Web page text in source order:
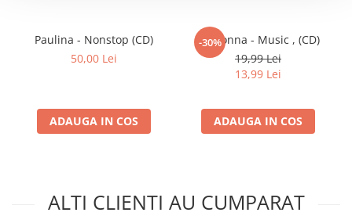
Paulina - Nonstop (CD)
50,00 Lei
ADAUGA IN COS
-30%
Madonna - Music , (CD)
19,99 Lei
13,99 Lei
ADAUGA IN COS
ALTI CLIENTI AU CUMPARAT